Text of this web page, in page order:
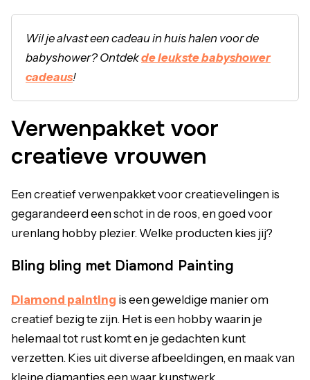
Wil je alvast een cadeau in huis halen voor de
babyshower? Ontdekde leukste babyshower
cadeaus!
Verwenpakket voor
creatieve vrouwen
Een creatief verwenpakket voor creatievelingen is
gegarandeerd een schot in de roos, en goed voor
urenlang hobby plezier. Welke producten kies jij?
Bling bling met Diamond Painting
Diamond painting is een geweldige manier om
creatief bezig te zijn. Het is een hobby waarin je
helemaal tot rust komt en je gedachten kunt
verzetten. Kies uit diverse afbeeldingen, en maak van
kleine diamantjes een waar kunstwerk.